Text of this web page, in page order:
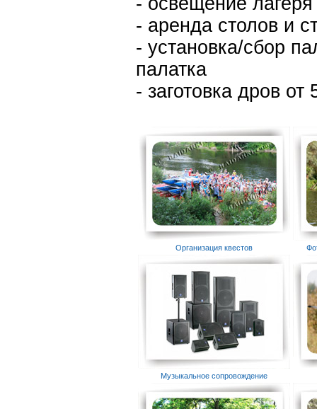
- аренда столов и
- установка/сбор
палатка
- заготовка дров от
Организация квестов
Музыкальное сопровождение